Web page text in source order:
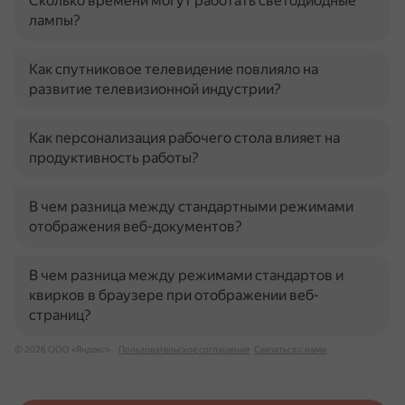
лампы?
Как спутниковое телевидение повлияло на
развитие телевизионной индустрии?
Как персонализация рабочего стола влияет на
продуктивность работы?
В чем разница между стандартными режимами
отображения веб-документов?
В чем разница между режимами стандартов и
квирков в браузере при отображении веб-
страниц?
© 2026 ООО «Яндекс» Пользовательское соглашение Связаться с нами